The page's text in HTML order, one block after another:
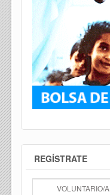
REGÍSTRATE
VOLUNTARIO/A